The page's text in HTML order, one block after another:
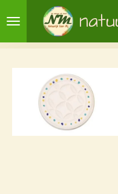
direct
naar
hoofdinhoud